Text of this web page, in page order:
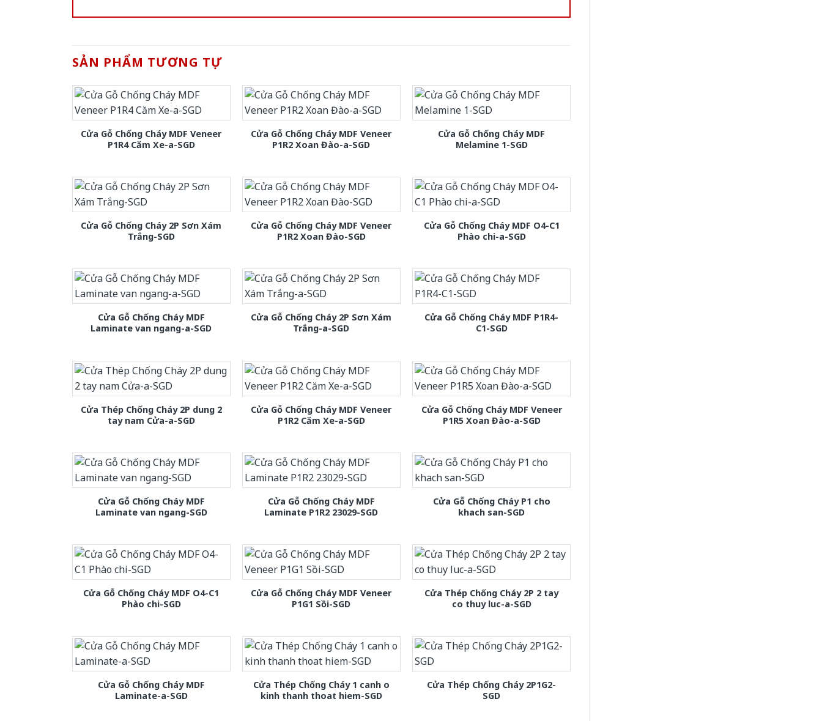
SẢN PHẨM TƯƠNG TỰ
Cửa Gỗ Chống Cháy MDF Veneer
P1R4 Căm Xe-a-SGD
Cửa Gỗ Chống Cháy MDF Veneer
P1R2 Xoan Đào-a-SGD
Cửa Gỗ Chống Cháy MDF
Melamine 1-SGD
Cửa Gỗ Chống Cháy 2P Sơn Xám
Trắng-SGD
Cửa Gỗ Chống Cháy MDF Veneer
P1R2 Xoan Đào-SGD
Cửa Gỗ Chống Cháy MDF O4-C1
Phào chi-a-SGD
Cửa Gỗ Chống Cháy MDF
Laminate van ngang-a-SGD
Cửa Gỗ Chống Cháy 2P Sơn Xám
Trắng-a-SGD
Cửa Gỗ Chống Cháy MDF P1R4-
C1-SGD
Cửa Thép Chống Cháy 2P dung 2
tay nam Cửa-a-SGD
Cửa Gỗ Chống Cháy MDF Veneer
P1R2 Căm Xe-a-SGD
Cửa Gỗ Chống Cháy MDF Veneer
P1R5 Xoan Đào-a-SGD
Cửa Gỗ Chống Cháy MDF
Laminate van ngang-SGD
Cửa Gỗ Chống Cháy MDF
Laminate P1R2 23029-SGD
Cửa Gỗ Chống Cháy P1 cho
khach san-SGD
Cửa Gỗ Chống Cháy MDF O4-C1
Phào chi-SGD
Cửa Gỗ Chống Cháy MDF Veneer
P1G1 Sồi-SGD
Cửa Thép Chống Cháy 2P 2 tay
co thuy luc-a-SGD
Cửa Gỗ Chống Cháy MDF
Laminate-a-SGD
Cửa Thép Chống Cháy 1 canh o
kinh thanh thoat hiem-SGD
Cửa Thép Chống Cháy 2P1G2-
SGD